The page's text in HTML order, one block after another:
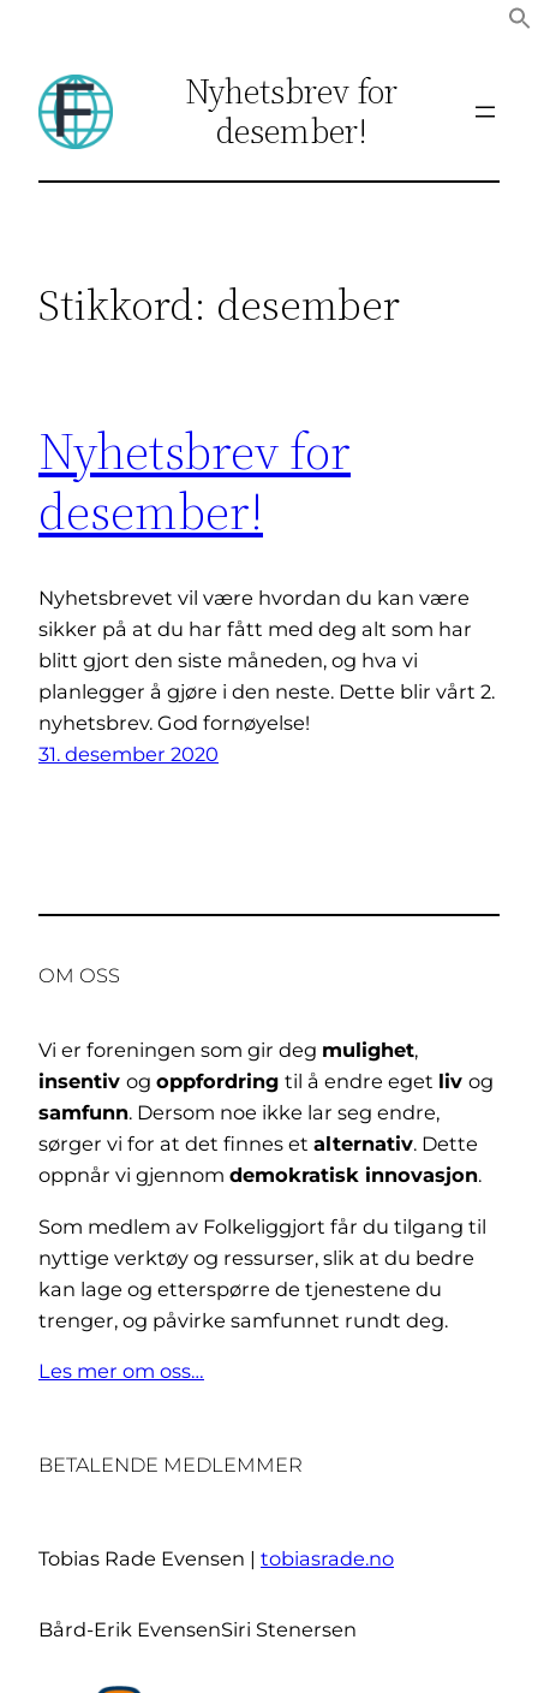
innhold
Nyhetsbrev for
desember!
Stikkord: desember
Nyhetsbrev for
desember!
Nyhetsbrevet vil være hvordan du kan være
sikker på at du har fått med deg alt som har
blitt gjort den siste måneden, og hva vi
planlegger å gjøre i den neste. Dette blir vårt 2.
nyhetsbrev. God fornøyelse!
31. desember 2020
OM OSS
Vi er foreningen som gir deg mulighet,
insentiv og oppfordring til å endre eget liv og
samfunn. Dersom noe ikke lar seg endre,
sørger vi for at det finnes et alternativ. Dette
oppnår vi gjennom demokratisk innovasjon.
Som medlem av Folkeliggjort får du tilgang til
nyttige verktøy og ressurser, slik at du bedre
kan lage og etterspørre de tjenestene du
trenger, og påvirke samfunnet rundt deg.
Les mer om oss…
BETALENDE MEDLEMMER
Tobias Rade Evensen | tobiasrade.no
Bård-Erik EvensenSiri Stenersen